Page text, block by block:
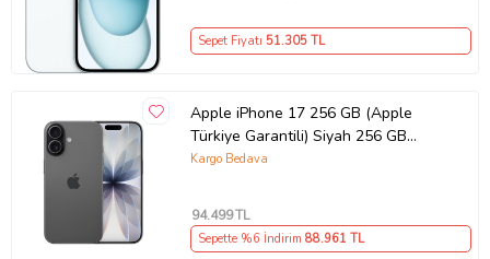
Sepet Fiyatı 51.305TL
Apple iPhone 17 256 GB (Apple
Türkiye Garantili) Siyah 256 GB
(Mavi)
Kargo Bedava
94.499TL
Sepette %6 İndirim 88.961 TL